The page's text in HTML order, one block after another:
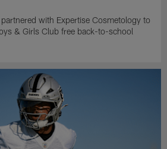
with Expertise Cosmetology to
& Girls Club free back-to-school